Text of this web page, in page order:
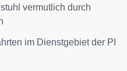
vermutlich durch
im Dienstgebiet der PI